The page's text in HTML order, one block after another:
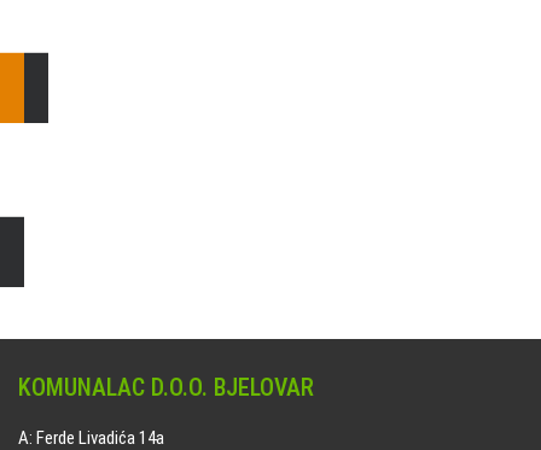
KOMUNALAC D.O.O. BJELOVAR
A: Ferde Livadića 14a